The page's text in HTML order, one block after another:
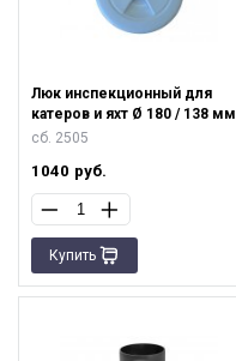
Люк инспекционный для
катеров и яхт Ø 180 / 138 мм
сб. 2505
1040 руб.
Купить